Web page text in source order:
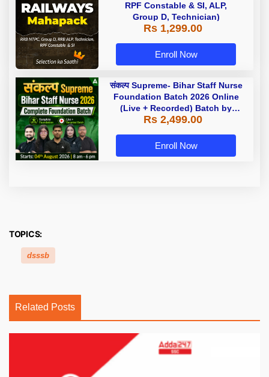
RPF Constable & SI, ALP,
Group D, Technician)
Rs 1,299.00
Enroll Now
संकल्प Supreme- Bihar Staff Nurse
Foundation Batch 2026 Online
(Live + Recorded) Batch by
Adda247
Rs 2,499.00
Enroll Now
TOPICS:
dsssb
Related Posts